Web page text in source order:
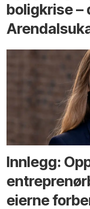
bolig­krise –
Innlegg:
eierne